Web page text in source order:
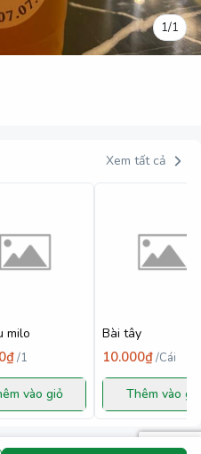
1/1
Xem tất cả
milo
/1
vào giỏ
Bài tây
10.000₫/Cái
Thêm vào giỏ